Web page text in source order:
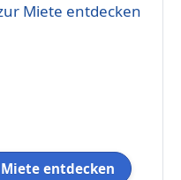
Miete entdecken
entdecken